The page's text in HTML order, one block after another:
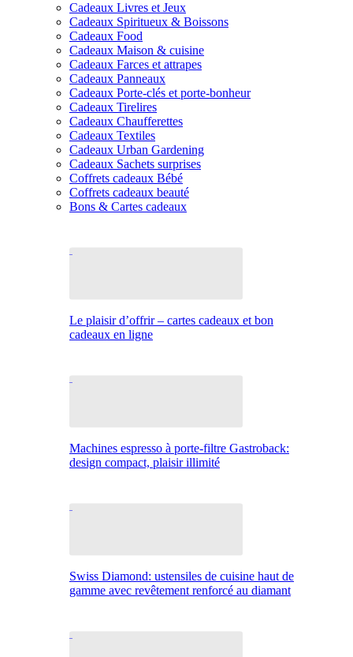
Cadeaux Livres et Jeux
Cadeaux Spiritueux & Boissons
Cadeaux Food
Cadeaux Maison & cuisine
Cadeaux Farces et attrapes
Cadeaux Panneaux
Cadeaux Porte-clés et porte-bonheur
Cadeaux Tirelires
Cadeaux Chaufferettes
Cadeaux Textiles
Cadeaux Urban Gardening
Cadeaux Sachets surprises
Coffrets cadeaux Bébé
Coffrets cadeaux beauté
Bons & Cartes cadeaux
Le plaisir d’offrir – cartes cadeaux et bon
cadeaux en ligne
Machines espresso à porte-filtre Gastroback:
design compact, plaisir illimité
Swiss Diamond: ustensiles de cuisine haut de
gamme avec revêtement renforcé au diamant